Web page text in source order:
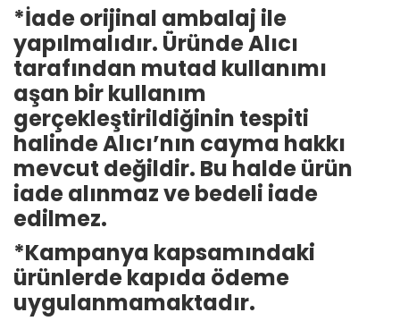
*İade orijinal ambalaj ile
yapılmalıdır. Üründe Alıcı
tarafından mutad kullanımı
aşan bir kullanım
gerçekleştirildiğinin tespiti
halinde Alıcı’nın cayma hakkı
mevcut değildir. Bu halde ürün
iade alınmaz ve bedeli iade
edilmez.
*Kampanya kapsamındaki
ürünlerde kapıda ödeme
uygulanmamaktadır.